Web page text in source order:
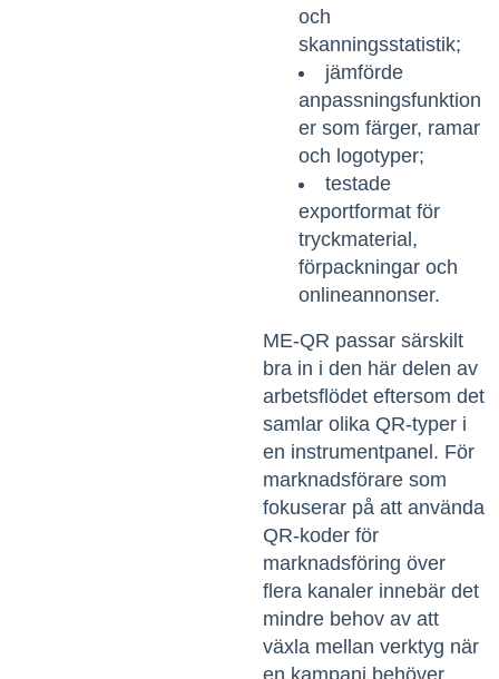
och
skanningsstatistik;
jämförde
anpassningsfunktion
er som färger, ramar
och logotyper;
testade
exportformat för
tryckmaterial,
förpackningar och
onlineannonser.
ME-QR passar särskilt
bra in i den här delen av
arbetsflödet eftersom det
samlar olika QR-typer i
en instrumentpanel. För
marknadsförare som
fokuserar på att använda
QR-koder för
marknadsföring över
flera kanaler innebär det
mindre behov av att
växla mellan verktyg när
en kampanj behöver